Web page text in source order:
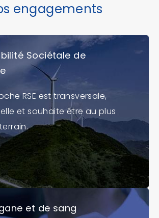
engagements
Sociétale de
RSE est transversale,
et souhaite être au plus
et de sang